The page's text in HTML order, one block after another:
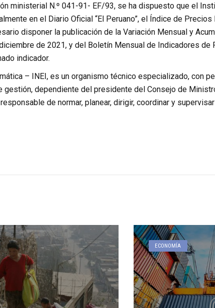
ministerial N.º 041-91- EF/93, se ha dispuesto que el
en el Diario Oficial “El Peruano”, el Índice de
disponer la publicación de la Variación Mensual y
de 2021, y del Boletín Mensual de Indicadores de
indicador.
– INEI, es un organismo técnico especializado, con
gestión, dependiente del presidente del Consejo de
de normar, planear, dirigir, coordinar y
ECONOMÍA